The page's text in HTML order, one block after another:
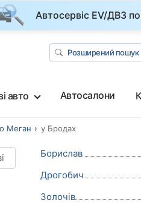
Автосервіс EV/ДВЗ
Розширений пошук
авто Автосалони
Меган у Бродах
Борислав
Дрогобич
Золочів